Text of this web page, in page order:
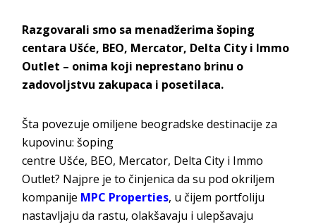
Razgovarali smo sa menadžerima šoping
centara Ušće, BEO, Mercator, Delta City i Immo
Outlet – onima koji neprestano brinu o
zadovoljstvu zakupaca i posetilaca.
Šta povezuje omiljene beogradske destinacije za
kupovinu: šoping
centre Ušće, BEO, Mercator, Delta City i Immo
Outlet? Najpre je to činjenica da su pod okriljem
kompanije MPC Properties, u čijem portfoliju
nastavljaju da rastu, olakšavaju i ulepšavaju